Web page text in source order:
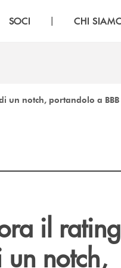
SOCI | CHI
un notch, portandolo a
il
un notch,